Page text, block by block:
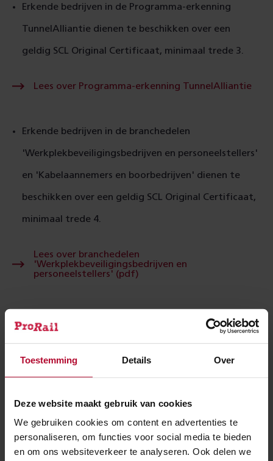
Toestemming Details Over
Deze website maakt gebruik van cookies
We gebruiken cookies om content en advertenties te
personaliseren, om functies voor social media te bieden
en om ons websiteverkeer te analyseren. Ook delen we
Erkende bedrijven in de Programma-erkenning
TunnelAlliantie dienen te beschikken over een
geldig SCL Original Certificaat, minimaal trede 3.
Lees over Programma-erkenning TunnelAlliantieLees
Erkende bedrijven in de branchedelen
'Werkplekbeveiligingsbedrijven en personeelstellers'
en 'Kabelaannemers en boorbedrijven' dienen te
beschikken over een geldig SCL Original Certificaat,
minimaal trede 4.
Lees over branchedelen
'Werkplekbeveiligingsbedrijven en
personeelstellers' (pdf)
en
personeelstellers'
Lees over branchedeel 'Kabelaannemers en
boorbedrijven' (pdf)
branchedeel
'Kabelaannemers
en
boorbedrijven'
Niet erkende werkzaamheden
minimaal trede 3 als contracteis te behalen binnen 3
maanden na contractvorming.